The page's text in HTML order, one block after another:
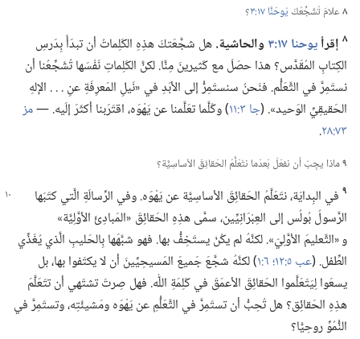
٨علامَ تُشَجِّعُكَ يُوحَنَّا ١٧:‏٣
‏؟‏
٨ إقرأيوحنا ١٧:‏٣ والحاشية.‏هل شجَّعَتكَ هذِهِ الكَلِماتُ أن تبدَأَ بِدَرسِ
الكِتابِ المُقَدَّس؟‏ هذا حصَلَ مع كَثيرينَ مِنَّا.‏ لكنَّ الكَلِماتِ نَفْسَها تُشَجِّعُنا أن
نستَمِرَّ في التَّعَلُّم.‏ فنَحنُ سنستَمِرُّ إلى الأبَدِ في «نَيلِ المَعرِفَةِ عنِ .‏ .‏ .‏ الإلهِ
الحَقيقِيِّ الوَحيد».‏ (‏جا ٣:‏١١ ‏)‏ وكُلَّما تعَلَّمنا عن يَهْوَه،‏ اقتَرَبنا أكثَرَ إلَيه.‏ —‏مز
٧٣:‏٢٨
‏.‏
٩ماذا يجِبُ أن نفعَلَ بَعدَما نتَعَلَّمُ الحَقائِقَ الأساسِيَّة؟‏
٩ في البِدايَة،‏ نتَعَلَّمُ الحَقائِقَ الأساسِيَّة عن يَهْوَه.‏ وفي الرِّسالَةِ الَّتي كتَبَها
الرَّسولُ بُولُس إلى العِبْرَانِيِّين،‏ سمَّى هذِهِ الحَقائِقَ «المَبادِئَ الأوَّلِيَّة»
و «التَّعليمَ الأوَّلِيّ».‏ لكنَّهُ لم يكُنْ يستَخِفُّ بها.‏ فهو شبَّهَها بِالحَليبِ الَّذي يُغَذِّي
الطِّفل.‏ (‏عب ٥:‏١٢؛‏
‏)‏ لكنَّهُ شجَّعَ جَميعَ المَسيحِيِّينَ أن لا يكتَفوا بها،‏ بل
يسعَوا لِيَتَعَلَّموا الحَقائِقَ الأعمَقَ في كَلِمَةِ اللّٰه.‏ فهل صِرتَ تشتَهي أن تتَعَلَّمَ
هذِهِ الحَقائِق؟‏ هل تُحِبُّ أن تستَمِرَّ في التَّعَلُّمِ عن يَهْوَه ومَشيئَتِه،‏ وتستَمِرَّ في
النُّمُوِّ روحِيًّا؟‏